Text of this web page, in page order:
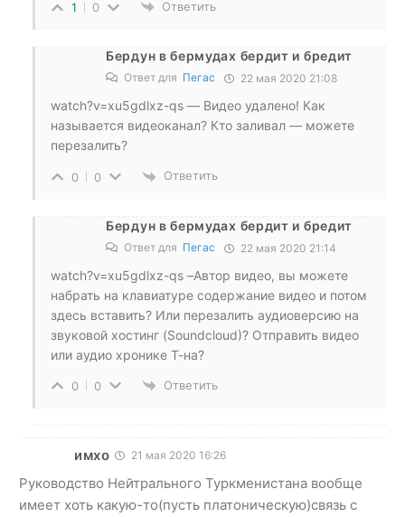
1 0 Ответить
Бердун в бермудах бердит и бредит
Ответ для Пегас 22 мая 2020 21:08
watch?v=xu5gdlxz-qs — Видео удалено! Как
называется видеоканал? Кто заливал — можете
перезалить?
0 0 Ответить
Бердун в бермудах бердит и бредит
Ответ для Пегас 22 мая 2020 21:14
watch?v=xu5gdlxz-qs –Автор видео, вы можете
набрать на клавиатуре содержание видео и потом
здесь вставить? Или перезалить аудиоверсию на
звуковой хостинг (Soundcloud)? Отправить видео
или аудио хронике Т-на?
0 0 Ответить
имхо 21 мая 2020 16:26
Руководство Нейтрального Туркменистана вообще
имеет хоть какую-то(пусть платоническую)связь с